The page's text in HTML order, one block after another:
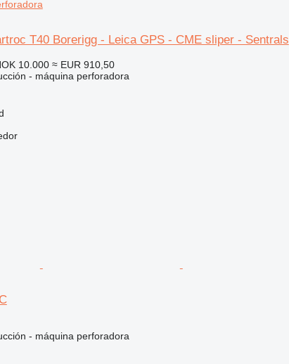
T40 Borerigg - Leica GPS - CME sliper - Sentrals
10.000 ≈ EUR 910,50
- máquina perforadora
- máquina perforadora